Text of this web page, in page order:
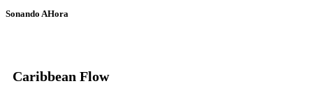
Sonando AHora
Caribbean Flow